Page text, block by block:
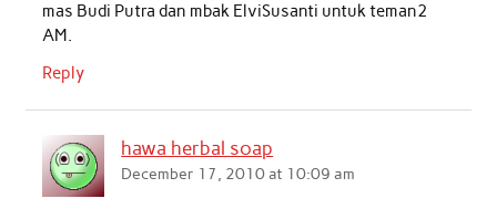
mas Budi Putra dan mbak ElviSusanti untuk teman2
AM.
Reply
hawa herbal soap
December 17, 2010 at 10:09 am